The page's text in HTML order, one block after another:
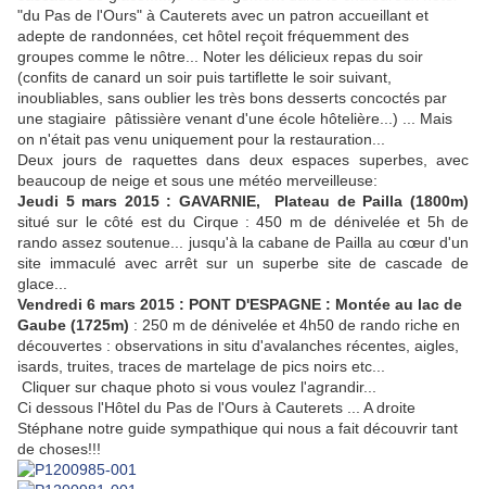
"du Pas de l'Ours" à Cauterets avec un patron accueillant et
adepte de randonnées, cet hôtel reçoit fréquemment des
groupes comme le nôtre... Noter les délicieux repas du soir
(confits de canard un soir puis tartiflette le soir suivant,
inoubliables, sans oublier les très bons desserts concoctés par
une stagiaire pâtissière venant d'une école hôtelière...) ... Mais
on n'était pas venu uniquement pour la restauration...
Deux jours de raquettes dans deux espaces superbes, avec
beaucoup de neige et sous une météo merveilleuse:
Jeudi 5 mars 2015 : GAVARNIE, Plateau de Pailla (1800m)
situé sur le côté est du Cirque : 450 m de dénivelée et 5h de
rando assez soutenue... jusqu'à la cabane de Pailla au cœur d'un
site immaculé avec arrêt sur un superbe site de cascade de
glace...
Vendredi 6 mars 2015 : PONT D'ESPAGNE : Montée au lac de
Gaube (1725m) : 250 m de dénivelée et 4h50 de rando riche en
découvertes : observations in situ d'avalanches récentes, aigles,
isards, truites, traces de martelage de pics noirs etc...
Cliquer sur chaque photo si vous voulez l'agrandir...
Ci dessous l'Hôtel du Pas de l'Ours à Cauterets ... A droite
Stéphane notre guide sympathique qui nous a fait découvrir tant
de choses!!!